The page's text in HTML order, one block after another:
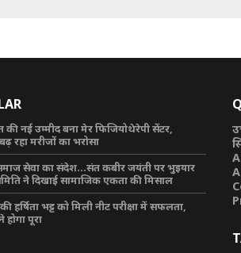
की नई उम्मीद बना मेर फिजियोथेरेपी सेंटर,
रहा मरीजों का भरोसा
सेवा का संदेश…संत कबीर जयंती पर भुइयार
ने दिखाई सामाजिक एकता की मिसाल
हर्षिता भट्ट को मिली नीट परीक्षा में सफलता,
पूरा